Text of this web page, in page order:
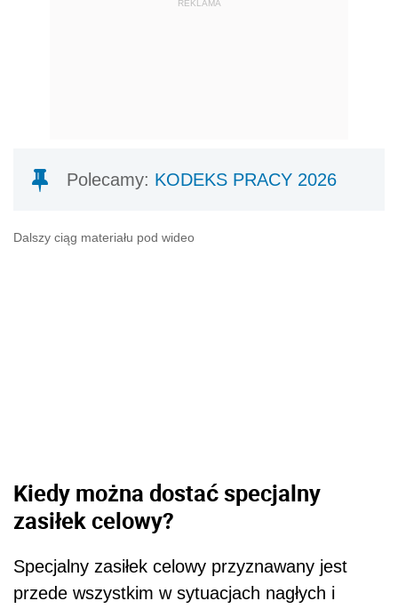
REKLAMA
Polecamy: KODEKS PRACY 2026
Dalszy ciąg materiału pod wideo
Kiedy można dostać specjalny
zasiłek celowy?
Specjalny zasiłek celowy przyznawany jest
przede wszystkim w sytuacjach nagłych i